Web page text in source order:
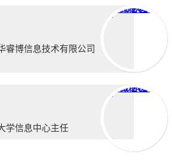
睿博信息技术有限公司
学信息中心主任